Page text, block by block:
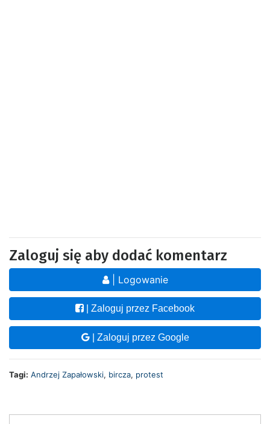
Zaloguj się aby dodać komentarz
| Logowanie
| Zaloguj przez Facebook
| Zaloguj przez Google
Tagi: Andrzej Zapałowski, bircza, protest